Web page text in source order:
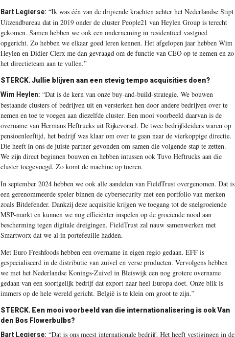
Bart Legierse: “Ik was één van de drijvende krachten achter het Nederlandse Stipt
Uitzendbureau dat in 2019 onder de cluster People21 van Heylen Group is terecht
gekomen. Samen hebben we ook een onderneming in residentieel vastgoed
opgericht. Zo hebben we elkaar goed leren kennen. Het afgelopen jaar hebben Wim
Heylen en Didier Clerx me dan gevraagd om de functie van CEO op te nemen en zo
het directieteam aan te vullen.”
STERCK. Jullie blijven aan een stevig tempo acquisities doen?
Wim Heylen: “Dat is de kern van onze buy-and-build-strategie. We bouwen
bestaande clusters of bedrijven uit en versterken hen door andere bedrijven over te
nemen en toe te voegen aan diezelfde cluster. Een mooi voorbeeld daarvan is de
overname van Hermans Heftrucks uit Rijkevorsel. De twee bedrijfsleiders waren op
pensioenleeftijd, het bedrijf was klaar om over te gaan naar de vierkoppige directie.
Die heeft in ons de juiste partner gevonden om samen die volgende stap te zetten.
We zijn direct beginnen bouwen en hebben intussen ook Tuvo Heftrucks aan die
cluster toegevoegd. Zo komt de machine op toeren.
In september 2024 hebben we ook alle aandelen van FieldTrust overgenomen. Dat is
een gerenommeerde speler binnen de cybersecurity met een portfolio van merken
zoals Bitdefender. Dankzij deze acquisitie krijgen we toegang tot de snelgroeiende
MSP-markt en kunnen we nog efficiënter inspelen op de groeiende nood aan
bescherming tegen digitale dreigingen. FieldTrust zal nauw samenwerken met
Smartworx dat we al in portefeuille hadden.
Met Euro Freshfoods hebben een overname in eigen regio gedaan. EFF is
gespecialiseerd in de distributie van zuivel en verse producten. Vervolgens hebben
we met het Nederlandse Konings-Zuivel in Bleiswijk een nog grotere overname
gedaan van een soortgelijk bedrijf dat export naar heel Europa doet. Onze blik is
immers op de hele wereld gericht. België is te klein om groot te zijn.”
STERCK. Een mooi voorbeeld van die internationalisering is ook Van
den Bos Flowerbulbs?
Bart Legierse: “Dat is ons meest internationale bedrijf. Het heeft vestigingen in de